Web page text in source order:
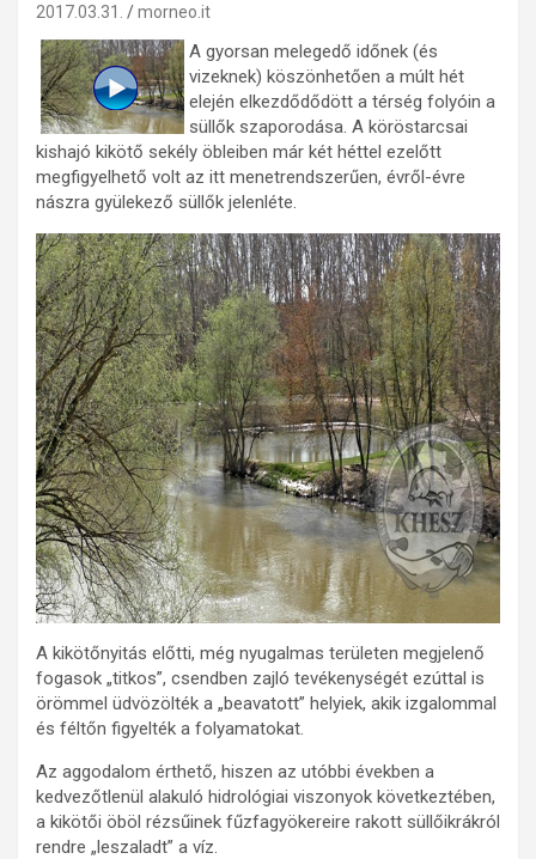
2017.03.31. morneo.it
A gyorsan melegedő időnek (és
vizeknek) köszönhetően a múlt hét
elején elkezdődődött a térség folyóin a
süllők szaporodása. A köröstarcsai
kishajó kikötő sekély öbleiben már két héttel ezelőtt
megfigyelhető volt az itt menetrendszerűen, évről-évre
nászra gyülekező süllők jelenléte.
A kikötőnyitás előtti, még nyugalmas területen megjelenő
fogasok „titkos”, csendben zajló tevékenységét ezúttal is
örömmel üdvözölték a „beavatott” helyiek, akik izgalommal
és féltőn figyelték a folyamatokat.
Az aggodalom érthető, hiszen az utóbbi években a
kedvezőtlenül alakuló hidrológiai viszonyok következtében,
a kikötői öböl rézsűinek fűzfagyökereire rakott süllőikrákról
rendre „leszaladt” a víz.